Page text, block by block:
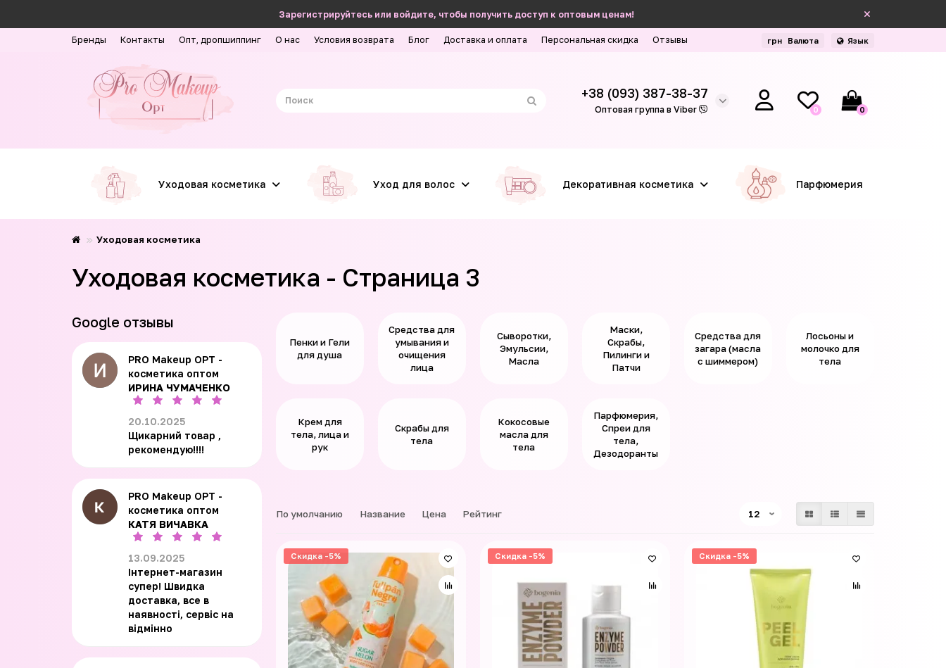
Зарегистрируйтесь или войдите, чтобы получить доступ к оптовым ценам!
Бренды Контакты Опт, дропшиппинг О нас Условия возврата Блог Доставка и оплата Персональная скидка Отзывы грн Валюта Язык
+38 (093) 387-38-37
Оптовая группа в Viber 0 0
Уходовая косметика Уход для волос Декоративная косметика Парфюмерия
Уходовая косметика
Уходовая косметика - Страница 3
Google отзывы
PRO Makeup OPT -
косметика оптом
ИРИНА ЧУМАЧЕНКО
20.10.2025
Щикарний товар ,
рекомендую!!!!
PRO Makeup OPT -
косметика оптом
КАТЯ ВИЧАВКА
13.09.2025
Інтернет-магазин
супер! Швидка
доставка, все в
наявності, сервіс на
відмінно
Пенки и Гели
для душа
Средства для
умывания и
очищения
лица
Сыворотки,
Эмульсии,
Масла
Маски,
Скрабы,
Пилинги и
Патчи
Средства для
загара (масла
с шиммером)
Лосьоны и
молочко для
тела
Крем для
тела, лица и
рук
Скрабы для
тела
Кокосовые
масла для
тела
Парфюмерия,
Спреи для
тела,
Дезодоранты
По умолчанию Название Цена Рейтинг
Скидка -5% Скидка -5% Скидка -5%